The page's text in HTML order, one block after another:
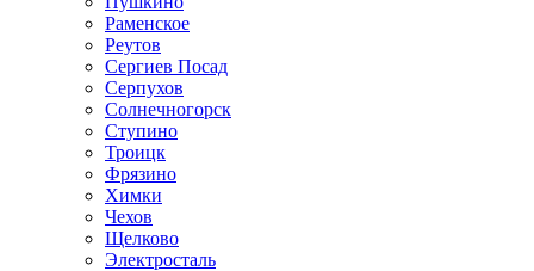
Раменское
Реутов
Сергиев Посад
Серпухов
Солнечногорск
Ступино
Троицк
Фрязино
Химки
Чехов
Щелково
Электросталь